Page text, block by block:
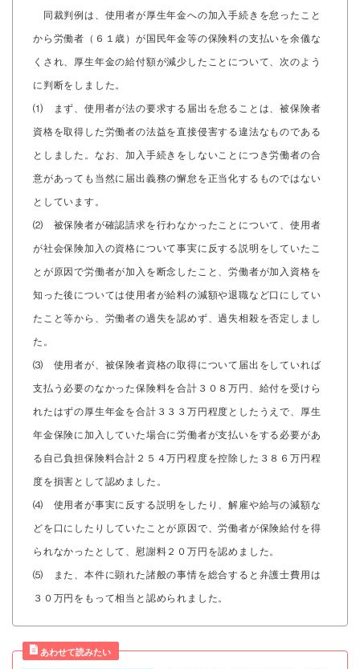
同裁判例は、使用者が厚生年金への加入手続きを怠ったこと
から労働者（６１歳）が国民年金等の保険料の支払いを余儀な
くされ、厚生年金の給付額が減少したことについて、次のよう
に判断をしました。
⑴ まず、使用者が法の要求する届出を怠ることは、被保険者
資格を取得した労働者の法益を直接侵害する違法なものである
としました。なお、加入手続きをしないことにつき労働者の合
意があっても当然に届出義務の懈怠を正当化するものではない
としています。
⑵ 被保険者が確認請求を行わなかったことについて、使用者
が社会保険加入の資格について事実に反する説明をしていたこ
とが原因で労働者が加入を断念したこと、労働者が加入資格を
知った後については使用者が給料の減額や退職など口にしてい
たこと等から、労働者の過失を認めず、過失相殺を否定しまし
た。
⑶ 使用者が、被保険者資格の取得について届出をしていれば
支払う必要のなかった保険料を合計３０８万円、給付を受けら
れたはずの厚生年金を合計３３３万円程度としたうえで、厚生
年金保険に加入していた場合に労働者が支払いをする必要があ
る自己負担保険料合計２５４万円程度を控除した３８６万円程
度を損害として認めました。
⑷ 使用者が事実に反する説明をしたり、解雇や給与の減額な
どを口にしたりしていたことが原因で、労働者が保険給付を得
られなかったとして、慰謝料２０万円を認めました。
⑸ また、本件に顕れた諸般の事情を総合すると弁護士費用は
３０万円をもって相当と認められました。